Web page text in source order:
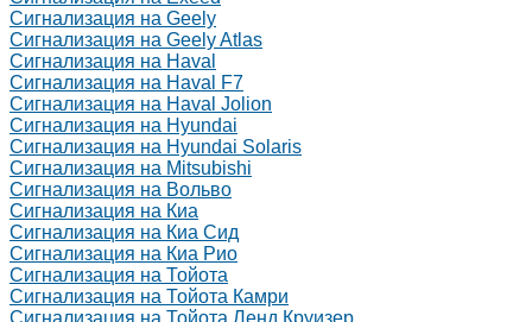
Сигнализация на Geely
Сигнализация на Geely Atlas
Сигнализация на Haval
Сигнализация на Haval F7
Сигнализация на Haval Jolion
Сигнализация на Hyundai
Сигнализация на Hyundai Solaris
Сигнализация на Mitsubishi
Сигнализация на Вольво
Сигнализация на Киа
Сигнализация на Киа Cид
Сигнализация на Киа Рио
Сигнализация на Тойота
Сигнализация на Тойота Камри
Сигнализация на Тойота Ленд Круизер